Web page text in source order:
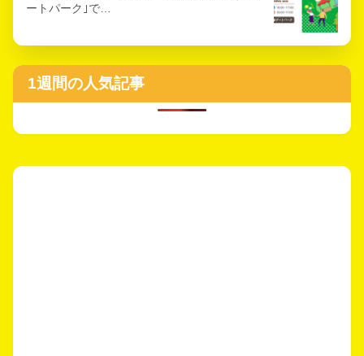
ートパーク｣で…
1週間の人気記事